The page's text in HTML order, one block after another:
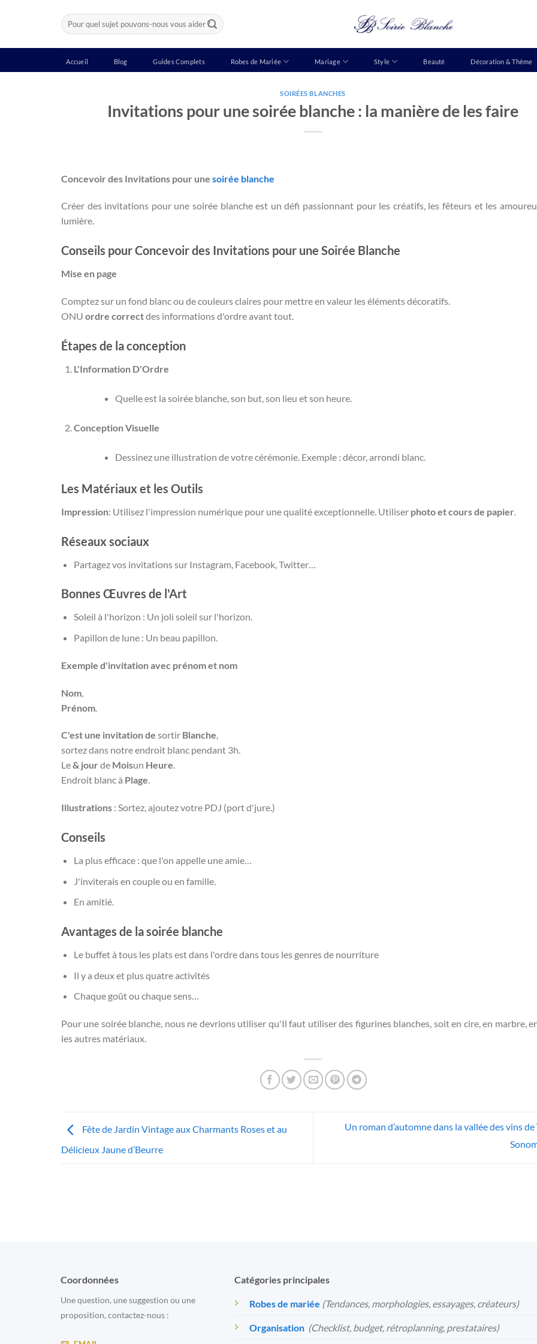
Recherche
pour :
Accueil Blog Guides Complets Robes de Mariée Mariage Style Beauté Décoration & Thème
SOIRÉES BLANCHES
Invitations pour une soirée blanche : la manière de les faire
Concevoir des Invitations pour une soirée blanche
Créer des invitations pour une soirée blanche est un défi passionnant pour les créatifs, les fêteurs et les
lumière.
Conseils pour Concevoir des Invitations pour une Soirée Blanche
Mise en page
Comptez sur un fond blanc ou de couleurs claires pour mettre en valeur les éléments décoratifs.
ONU ordre correctdes informations d'ordre avant tout.
Étapes de la conception
L'Information D'Ordre
Quelle est la soirée blanche, son but, son lieu et son heure.
Conception Visuelle
Dessinez une illustration de votre cérémonie. Exemple : décor, arrondi blanc.
Les Matériaux et les Outils
Impression: Utilisez l'impression numérique pour une qualité exceptionnelle. Utiliser photo et cours de papier
Réseaux sociaux
Partagez vos invitations sur Instagram, Facebook, Twitter…
Bonnes Œuvres de l'Art
Soleil à l'horizon : Un joli soleil sur l'horizon.
Papillon de lune : Un beau papillon.
Exemple d'invitation avec prénom et nom
Nom
Prénom
C'est une invitation de sortir Blanche,
sortez dans notre endroit blanc pendant 3h.
Le& jour de Moisun Heure.
Endroit blanc à Plage.
Illustrations : Sortez, ajoutez votre PDJ (port d'jure.)
Conseils
La plus efficace : que l'on appelle une amie…
J'inviterais en couple ou en famille.
En amitié.
Avantages de la soirée blanche
Le buffet à tous les plats est dans l'ordre dans tous les genres de nourriture
Il y a deux et plus quatre activités
Chaque goût ou chaque sens…
Pour une soirée blanche, nous ne devrions utiliser qu'Il faut utiliser des figurines blanches, soit en cire, en marbre,
les autres matériaux.
Fête de Jardin Vintage aux Charmants Roses et au
Délicieux Jaune d’Beurre
Un roman d’automne dans la vallée des vins
Coordonnées
Une question, une suggestion ou une
proposition, contactez-nous :
Catégories principales
Robes de mariée (Tendances, morphologies, essayages, créateurs)
Organisation (Checklist, budget, rétroplanning, prestataires)